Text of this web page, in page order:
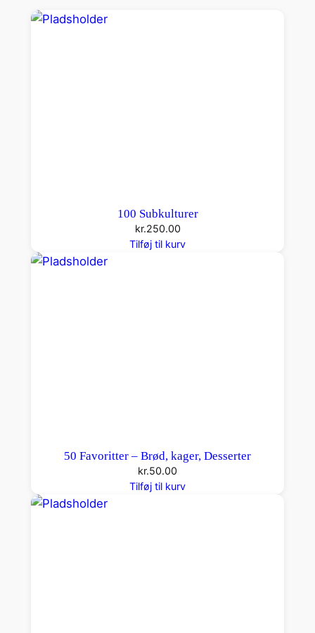
o
100 Subkulturer
kr.250.00
Tilføj til kurv
50 Favoritter – Brød, kager, Desserter
kr.50.00
Tilføj til kurv